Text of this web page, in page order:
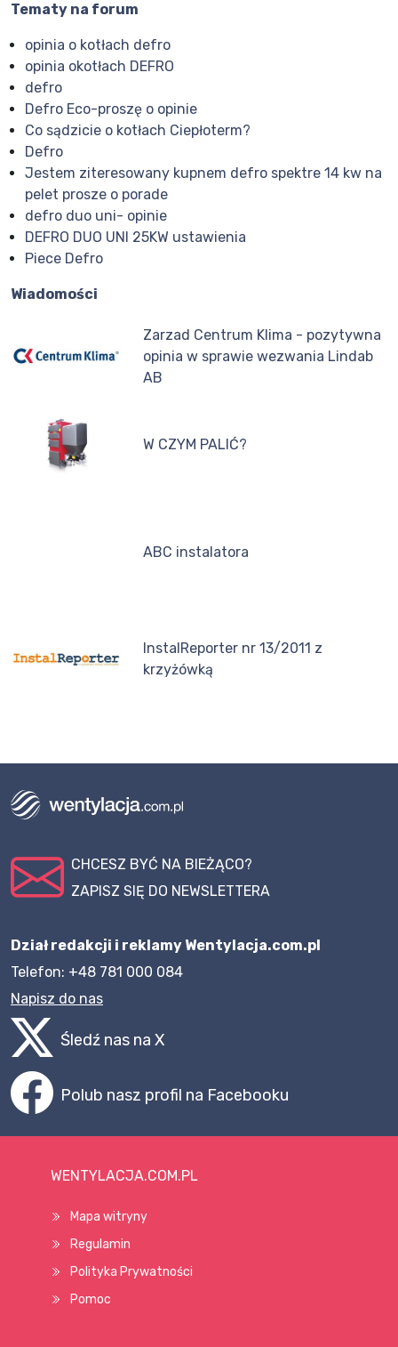
Tematy na forum
opinia o kotłach defro
opinia okotłach DEFRO
defro
Defro Eco-proszę o opinie
Co sądzicie o kotłach Ciepłoterm?
Defro
Jestem ziteresowany kupnem defro spektre 14 kw na
pelet prosze o porade
defro duo uni- opinie
DEFRO DUO UNI 25KW ustawienia
Piece Defro
Wiadomości
Zarzad Centrum Klima - pozytywna
opinia w sprawie wezwania Lindab
AB
W CZYM PALIĆ?
ABC instalatora
InstalReporter nr 13/2011 z
krzyżówką
CHCESZ BYĆ NA BIEŻĄCO?
ZAPISZ SIĘ DO NEWSLETTERA
Dział redakcji i reklamy Wentylacja.com.pl
Telefon: +48 781 000 084
Napisz do nas
Śledź nas na X
Polub nasz profil na Facebooku
WENTYLACJA.COM.PL
Mapa witryny
Regulamin
Polityka Prywatności
Pomoc